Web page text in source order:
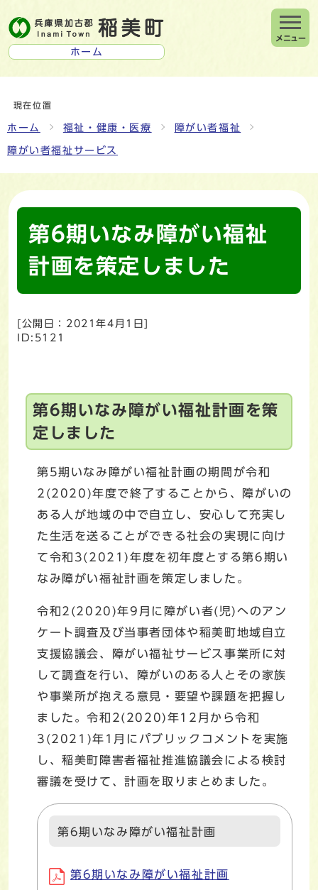
ホーム
メニュー
現在位置
ホーム 福祉・健康・医療 障がい者福祉
障がい者福祉サービス
第6期いなみ障がい福祉
計画を策定しました
[公開日： 2021年4月1日]
ID:5121
第6期いなみ障がい福祉計画を策
定しました
第5期いなみ障がい福祉計画の期間が令和
2(2020)年度で終了することから、障がいの
ある人が地域の中で自立し、安心して充実し
た生活を送ることができる社会の実現に向け
て令和3(2021)年度を初年度とする第6期い
なみ障がい福祉計画を策定しました。
令和2(2020)年9月に障がい者(児)へのアン
ケート調査及び当事者団体や稲美町地域自立
支援協議会、障がい福祉サービス事業所に対
して調査を行い、障がいのある人とその家族
や事業所が抱える意見・要望や課題を把握し
ました。令和2(2020)年12月から令和
3(2021)年1月にパブリックコメントを実施
し、稲美町障害者福祉推進協議会による検討
審議を受けて、計画を取りまとめました。
第6期いなみ障がい福祉計画
第6期いなみ障がい福祉計画